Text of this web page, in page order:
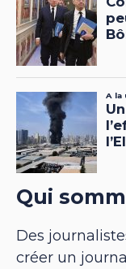
Qui
Des
créer un